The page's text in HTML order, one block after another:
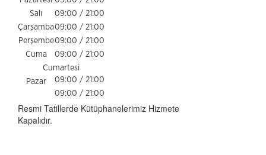
Salı
09:00 / 21:00
Çarşamba09:00 / 21:00
Perşembe09:00 / 21:00
Cuma
09:00 / 21:00
Cumartesi
09:00 / 21:00
Pazar
09:00 / 21:00
Resmi Tatillerde Kütüphanelerimiz Hizmete
Kapalıdır.